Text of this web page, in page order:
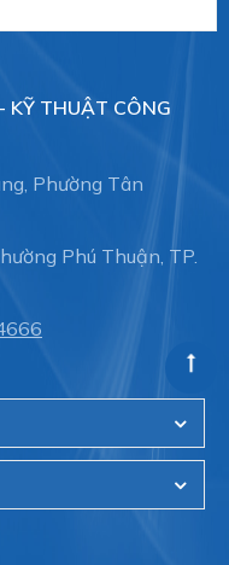
KỸ THUẬT CÔNG
Phường Tân
Phú Thuận, TP.